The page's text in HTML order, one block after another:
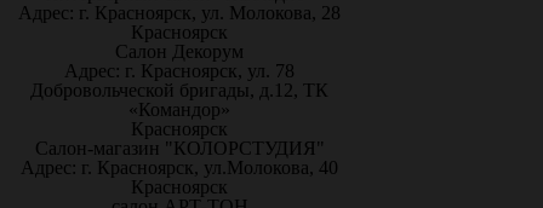
Адрес: г. Красноярск, ул. Молокова, 28
Красноярск
Салон Декорум
Адрес: г. Красноярск, ул. 78
Добровольческой бригады, д.12, ТК
«Командор»
Красноярск
Салон-магазин "КОЛОРСТУДИЯ"
Адрес: г. Красноярск, ул.Молокова, 40
Красноярск